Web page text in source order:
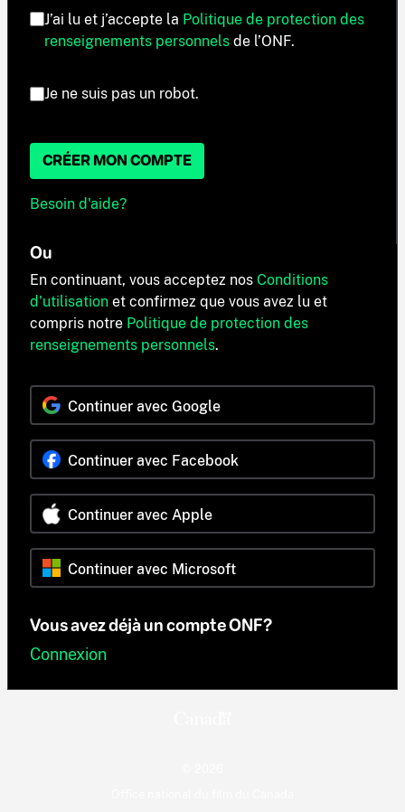
J’ai lu et j’accepte la Politique de protection des
renseignements personnels de l’ONF.
Je ne suis pas un robot.
CRÉER MON COMPTE
Besoin d'aide?
Ou
En continuant, vous acceptez nos Conditions
d'utilisation et confirmez que vous avez lu et
compris notre Politique de protection des
renseignements personnels.
Continuer avec Google
Continuer avec Facebook
Continuer avec Apple
Continuer avec Microsoft
Vous avez déjà un compte ONF?
Connexion